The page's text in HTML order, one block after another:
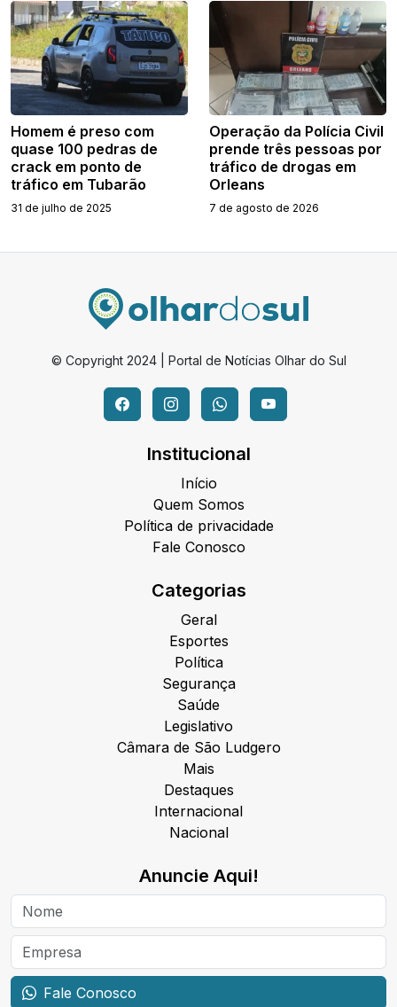
Homem é preso com
quase 100 pedras de
crack em ponto de
tráfico em Tubarão
31 de julho de 2025
Operação da Polícia Civil
prende três pessoas por
tráfico de drogas em
Orleans
7 de agosto de 2026
© Copyright 2024 | Portal de Notícias Olhar do Sul
Institucional
Início
Quem Somos
Política de privacidade
Fale Conosco
Categorias
Geral
Esportes
Política
Segurança
Saúde
Legislativo
Câmara de São Ludgero
Mais
Destaques
Internacional
Nacional
Anuncie Aqui!
Fale Conosco